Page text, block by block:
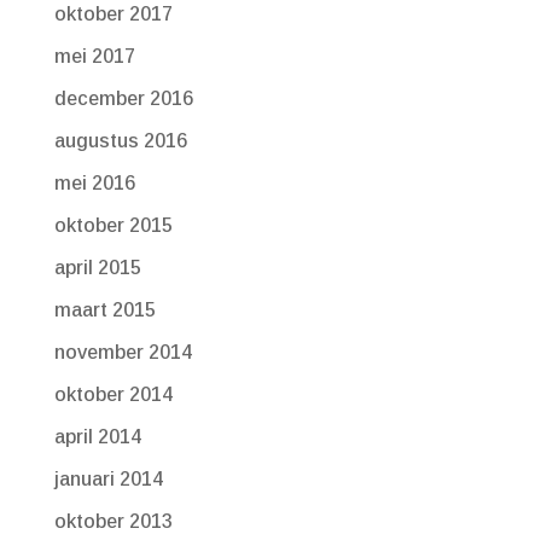
oktober 2017
mei 2017
december 2016
augustus 2016
mei 2016
oktober 2015
april 2015
maart 2015
november 2014
oktober 2014
april 2014
januari 2014
oktober 2013